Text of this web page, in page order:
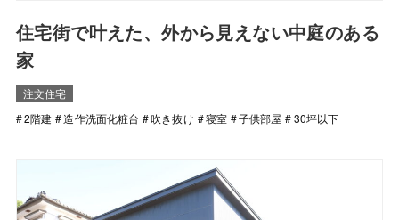
住宅街で叶えた、外から見えない中庭のある
家
注文住宅
2階建
造作洗面化粧台 吹き抜け 寝室 子供部屋 30坪以下